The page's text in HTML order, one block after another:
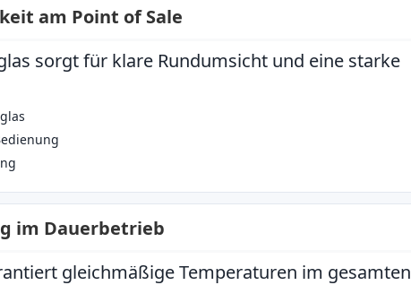
am Point of Sale
sorgt für klare Rundumsicht und eine starke
im Dauerbetrieb
gleichmäßige Temperaturen im gesamten